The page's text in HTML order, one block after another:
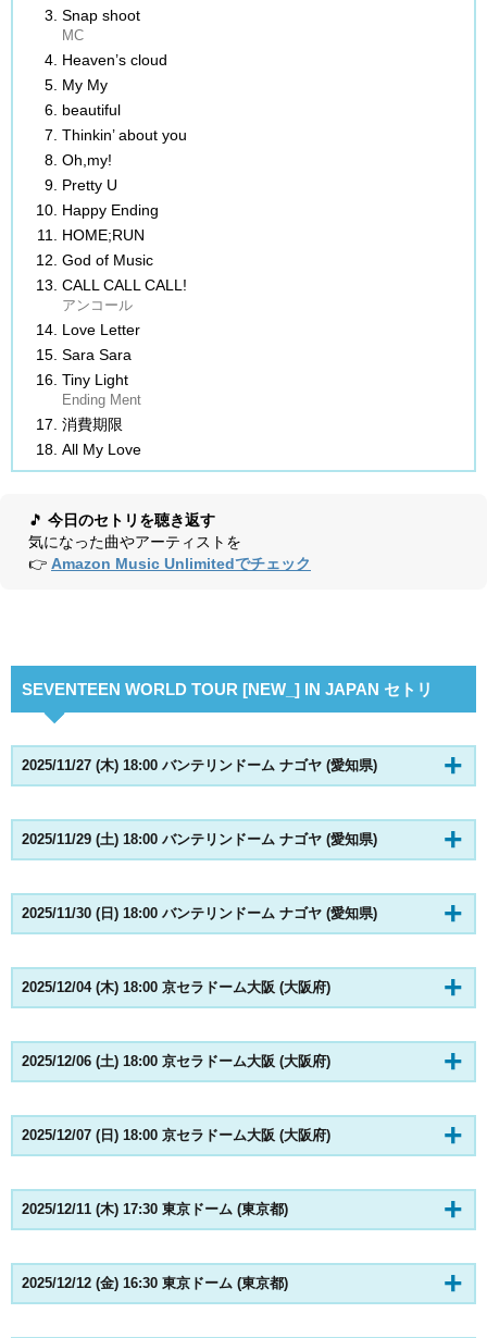
Snap shoot
MC
Heaven’s cloud
My My
beautiful
Thinkin’ about you
Oh,my!
Pretty U
Happy Ending
HOME;RUN
God of Music
CALL CALL CALL!
アンコール
Love Letter
Sara Sara
Tiny Light
Ending Ment
消費期限
All My Love
🎵 今日のセトリを聴き返す
気になった曲やアーティストを
👉 Amazon Music Unlimitedでチェック
SEVENTEEN WORLD TOUR [NEW_] IN JAPAN セトリ
2025/11/27 (木) 18:00 バンテリンドーム ナゴヤ (愛知県)
2025/11/29 (土) 18:00 バンテリンドーム ナゴヤ (愛知県)
2025/11/30 (日) 18:00 バンテリンドーム ナゴヤ (愛知県)
2025/12/04 (木) 18:00 京セラドーム大阪 (大阪府)
2025/12/06 (土) 18:00 京セラドーム大阪 (大阪府)
2025/12/07 (日) 18:00 京セラドーム大阪 (大阪府)
2025/12/11 (木) 17:30 東京ドーム (東京都)
2025/12/12 (金) 16:30 東京ドーム (東京都)